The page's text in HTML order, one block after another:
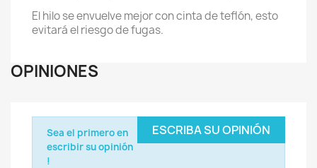
El hilo se envuelve mejor con cinta de teflón, esto
evitará el riesgo de fugas.
OPINIONES
ESCRIBA SU OPINIÓN
Sea el primero en
escribir su opinión
!